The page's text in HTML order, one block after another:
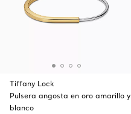
Tiffany Lock
Pulsera angosta en oro amarillo y
blanco